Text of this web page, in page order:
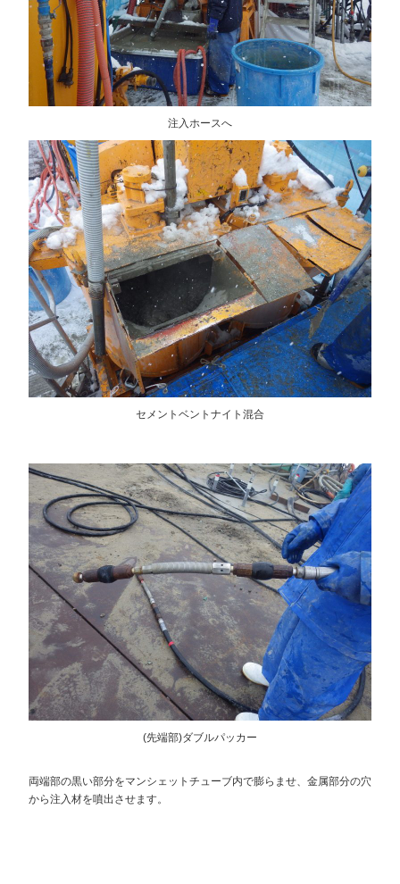
注入ホースへ
セメントベントナイト混合
(先端部)ダブルパッカー
両端部の黒い部分をマンシェットチューブ内で膨らませ、金属部分の穴
から注入材を噴出させます。